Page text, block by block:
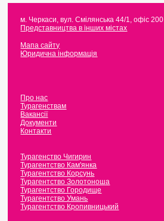
м. Черкаси,вул. Смілянська 44/1, офіс 200
Представництва в інших містах
Мапа сайту
Юридична інформація
Про нас
Турагенствам
Вакансії
Документи
Контакти
Турагенство Чигирин
Турагентство Кам'янка
Турагентство Корсунь
Турагентство Золотоноша
Турагентство Городище
Турагентство Умань
Турагентство Кропивницький